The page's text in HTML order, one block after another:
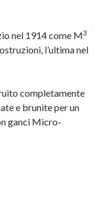
nel 1914 come M3
l’ultima nel
completamente
e brunite per un
ganci Micro-